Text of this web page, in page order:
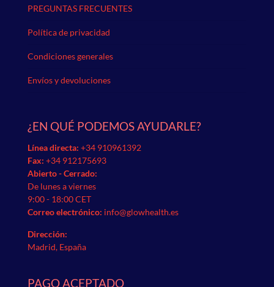
PREGUNTAS FRECUENTES
Política de privacidad
Condiciones generales
Envíos y devoluciones
¿EN QUÉ PODEMOS AYUDARLE?
Línea directa: +34 910961392
Fax: +34 912175693
Abierto - Cerrado:
De lunes a viernes
9:00 - 18:00 CET
Correo electrónico: info@glowhealth.es
Dirección:
Madrid, España
PAGO ACEPTADO